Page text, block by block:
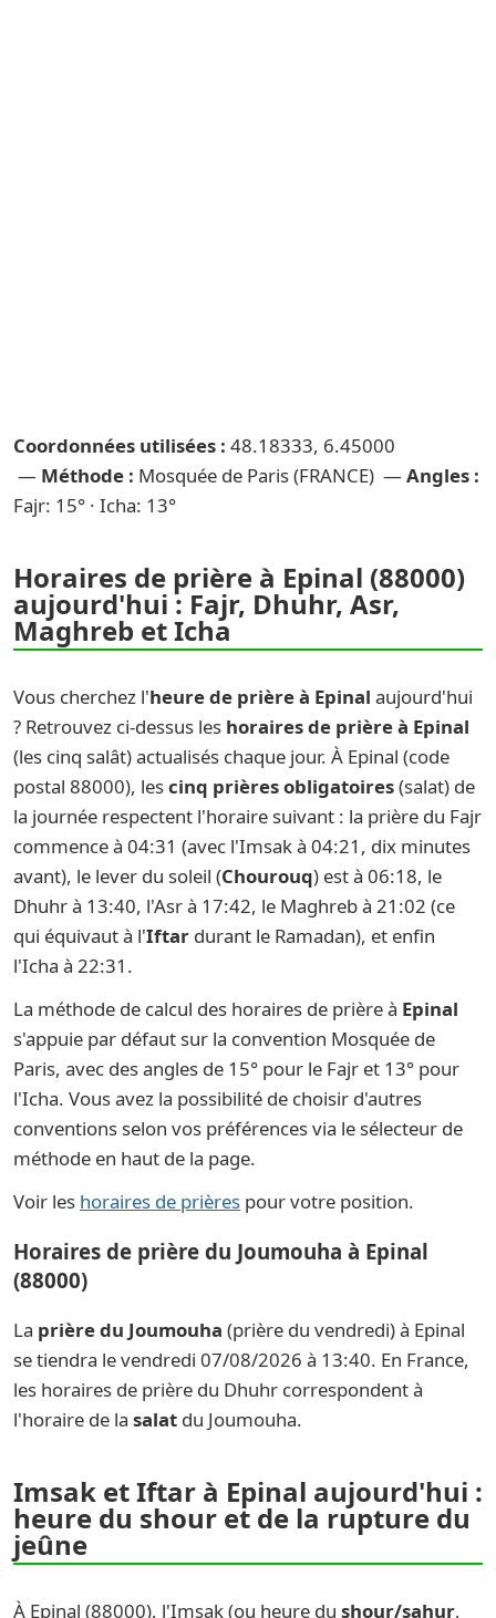
Coordonnées utilisées : 48.18333, 6.45000
— Méthode : Mosquée de Paris (FRANCE) — Angles :
Fajr: 15° · Icha: 13°
Horaires de prière à Epinal (88000)
aujourd'hui : Fajr, Dhuhr, Asr,
Maghreb et Icha
Vous cherchez l'heure de prière à Epinal aujourd'hui
? Retrouvez ci-dessus les horaires de prière à Epinal
(les cinq salât) actualisés chaque jour. À Epinal (code
postal 88000), lescinq prières obligatoires(salat) de
la journée respectent l'horaire suivant : la prière du Fajr
commence à 04:31 (avec l'Imsak à 04:21, dix minutes
avant), le lever du soleil (Chourouq) est à 06:18, le
Dhuhr à 13:40, l'Asr à 17:42, le Maghreb à 21:02 (ce
qui équivaut à l'Iftar durant le Ramadan), et enfin
l'Icha à 22:31.
La méthode de calcul des horaires de prière à Epinal
s'appuie par défaut sur la convention Mosquée de
Paris, avec des angles de 15° pour le Fajr et 13° pour
l'Icha. Vous avez la possibilité de choisir d'autres
conventions selon vos préférences via le sélecteur de
méthode en haut de la page.
Voir les horaires de prières pour votre position.
Horaires de prière du Joumouha à Epinal
(88000)
La prière du Joumouha (prière du vendredi) à Epinal
se tiendra le vendredi 07/08/2026 à 13:40. En France,
les horaires de prière du Dhuhr correspondent à
l'horaire de la salat du Joumouha.
Imsak et Iftar à Epinal aujourd'hui :
heure du shour et de la rupture du
jeûne
À Epinal (88000), l'Imsak (ou heure du shour/sahur,